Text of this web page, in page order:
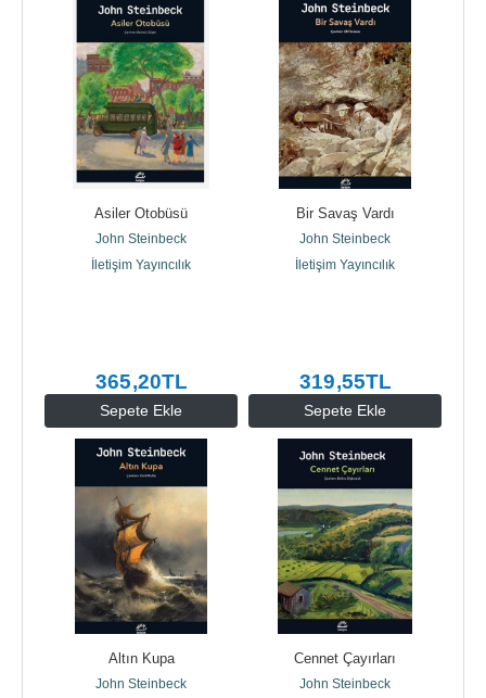
Sepete Ekle
Asiler Otobüsü
John Steinbeck
İletişim Yayıncılık
365,20TL
Sepete Ekle
Bir Savaş Vardı
John Steinbeck
İletişim Yayıncılık
319,55TL
Altın Kupa
John Steinbeck
Cennet Çayırları
John Steinbeck